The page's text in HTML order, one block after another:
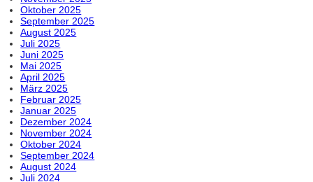
Oktober 2025
September 2025
August 2025
Juli 2025
Juni 2025
Mai 2025
April 2025
März 2025
Februar 2025
Januar 2025
Dezember 2024
November 2024
Oktober 2024
September 2024
August 2024
Juli 2024